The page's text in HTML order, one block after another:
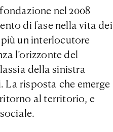
nel 2008
di fase nella vita dei
un interlocutore
l’orizzonte del
della sinistra
La risposta che emerge
al territorio, e